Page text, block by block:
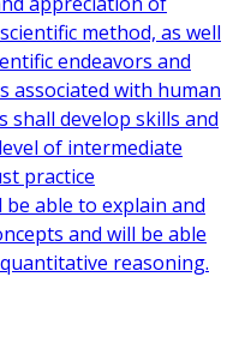
method, as well
endeavors and
associated with human
shall develop skills and
of intermediate
practice
able to explain and
and will be able
reasoning.